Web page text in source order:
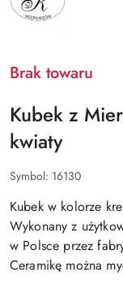
Brak towaru
Kubek z
kwiaty
Symbol: 16130
Kubek w kolorze
Wykonany z
w Polsce przez
Ceramikę można